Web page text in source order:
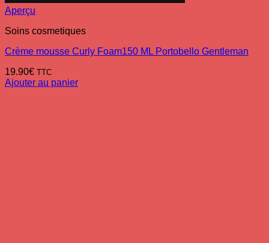
Aperçu
Soins cosmetiques
Crème mousse Curly Foam150 ML Portobello Gentleman
19.90€ TTC
Ajouter au panier